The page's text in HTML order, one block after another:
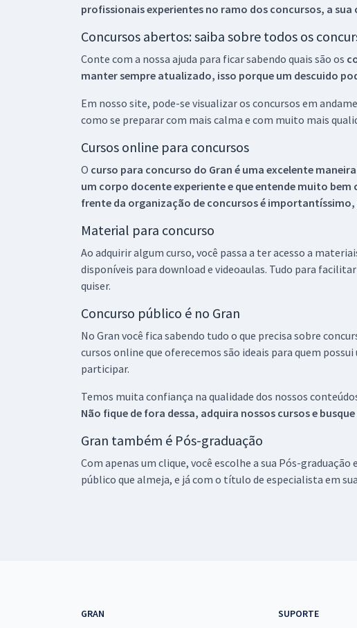
profissionais experientes no ramo dos concursos, a sua
Concursos abertos: saiba sobre todos os
Conte com a nossa ajuda para ficar sabendo quais são os
manter sempre atualizado, isso porque um descuido
Em nosso site, pode-se visualizar os concursos em
como se preparar com mais calma e com muito mais
Cursos online para concursos
O curso para concurso do Gran é uma excelente
um corpo docente experiente e que entende muito
frente da organização de concursos é
Material para concurso
Ao adquirir algum curso, você passa a ter acesso a
disponíveis para download e videoaulas. Tudo para
quiser.
Concurso público é no Gran
No Gran você fica sabendo tudo o que precisa sobre
cursos online que oferecemos são ideais para quem
participar.
Temos muita confiança na qualidade dos nossos
Não fique de fora dessa, adquira nossos cursos e
Gran também é Pós-graduação
Com apenas um clique, você escolhe a sua Pós-
público que almeja, e já com o título de especialista em
GRAN
SUPORTE